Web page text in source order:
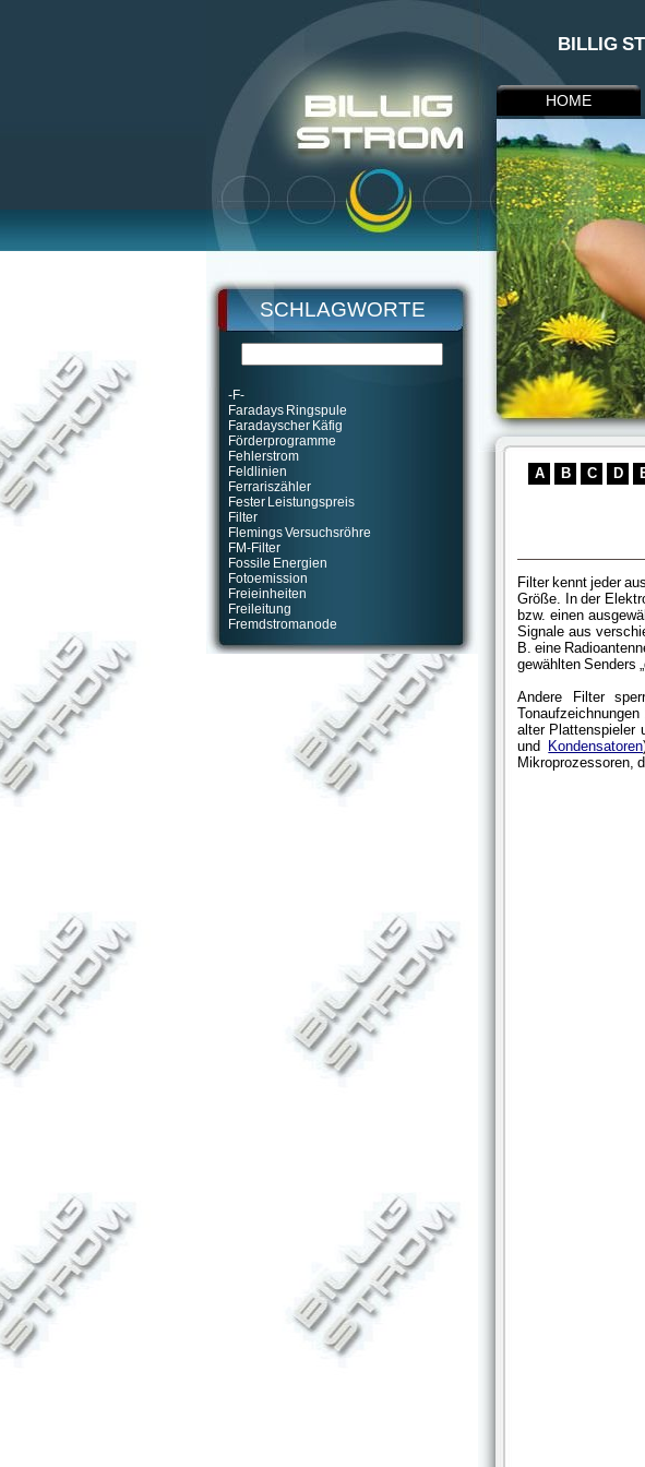
SCHLAGWORTE
-F-
Faradays Ringspule
Faradayscher Käfig
Förderprogramme
Fehlerstrom
Feldlinien
Ferrariszähler
Fester Leistungspreis
Filter
Flemings Versuchsröhre
FM-Filter
Fossile Energien
Fotoemission
Freieinheiten
Freileitung
Fremdstromanode
BILLIG
HOME
A B C D
Filter kennt jeder
Größe. In der
bzw. einen
Signale aus
B. eine
gewählten Senders
Andere Filter
alter Plattenspieler
und
Kondensatoren
Mikroprozessoren,